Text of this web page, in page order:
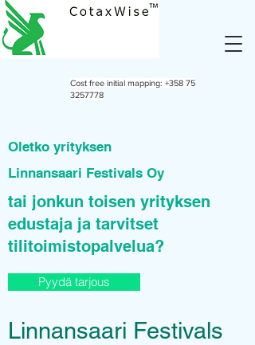
Cost free initial mapping: +358 75
3257778
Oletko yrityksen
Linnansaari Festivals Oy
tai jonkun toisen yrityksen
edustaja ja tarvitset
tilitoimistopalvelua?
Pyydä tarjous
Linnansaari Festivals